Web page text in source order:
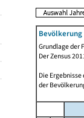
Grundlage der
Der Zensus
Die
der